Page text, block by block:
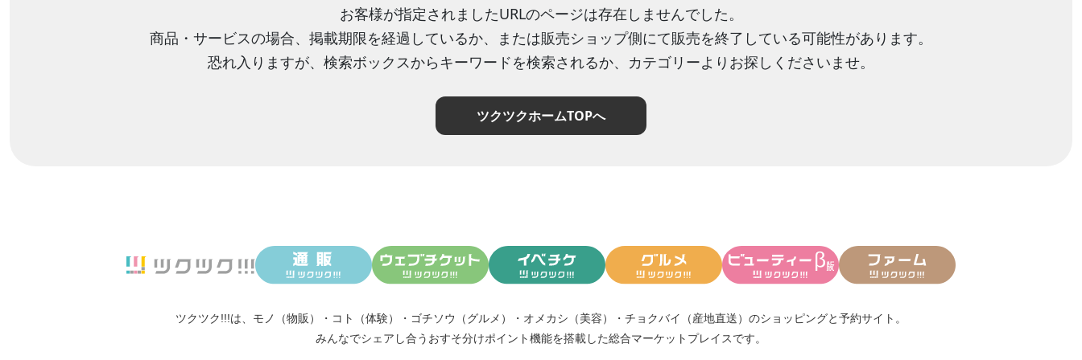
お客様が指定されましたURLのページは存在しませんでした。
商品・サービスの場合、掲載期限を経過しているか、または販売ショップ側にて販売を終了している可能性があります。
恐れ入りますが、検索ボックスからキーワードを検索されるか、カテゴリーよりお探しくださいませ。
ツクツクホームTOPへ
ツクツク!!!は、 モノ（物販） ・ コト（体験） ・ ゴチソウ（グルメ） ・ オメカシ（美容） ・ チョクバイ（産地直送） のショッピングと予約サイト。
みんなでシェアし合う おすそ分けポイント機能を搭載した総合マーケットプレイスです。